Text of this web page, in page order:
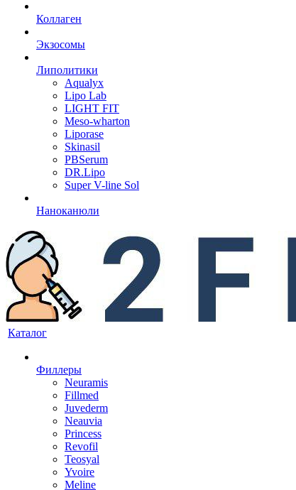
Коллаген
Экзосомы
Липолитики
Aqualyx
Lipo Lab
LIGHT FIT
Meso-wharton
Liporase
Skinasil
PBSerum
DR.Lipo
Super V-line Sol
Наноканюли
Каталог
Филлеры
Neuramis
Fillmed
Juvederm
Neauvia
Princess
Revofil
Teosyal
Yvoire
Meline